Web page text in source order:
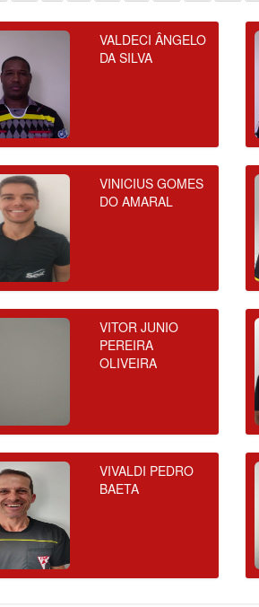
VALDECI ÂNGELO
DA SILVA
VINICIUS GOMES
DO AMARAL
VITOR JUNIO
PEREIRA
OLIVEIRA
VIVALDI PEDRO
BAETA